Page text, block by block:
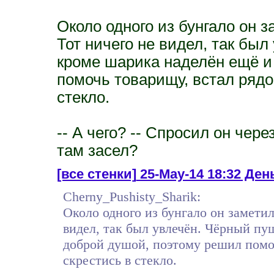
Около одного из бунгало он
Тот ничего не видел, так
кроме шарика наделён ещё
помочь товарищу, встал
стекло.
-- А чего? -- Спросил он
там засел?
[все стенки]25-May-14 18:32
Cherny_Pushisty_Sharik:
Около одного из бунгало он
видел, так был увлечён. Чёрный
доброй душой, поэтому решил
скрестись в стекло.